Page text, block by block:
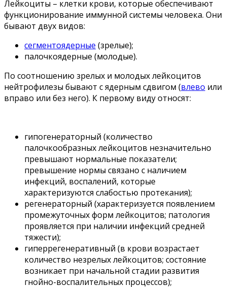
Лейкоциты – клетки крови, которые обеспечивают
функционирование иммунной системы человека. Они
бывают двух видов:
сегментоядерные (зрелые);
палочкоядерные (молодые).
По соотношению зрелых и молодых лейкоцитов
нейтрофилезы бывают с ядерным сдвигом (влево или
вправо или без него). К первому виду относят:
гипогенераторный (количество
палочкообразных лейкоцитов незначительно
превышают нормальные показатели;
превышение нормы связано с наличием
инфекций, воспалений, которые
характеризуются слабостью протекания);
регенераторный (характеризуется появлением
промежуточных форм лейкоцитов; патология
проявляется при наличии инфекций средней
тяжести);
гиперрегенеративный (в крови возрастает
количество незрелых лейкоцитов; состояние
возникает при начальной стадии развития
гнойно-воспалительных процессов);